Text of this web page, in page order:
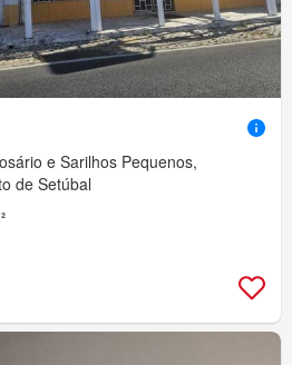
e Sarilhos Pequenos,
de Setúbal